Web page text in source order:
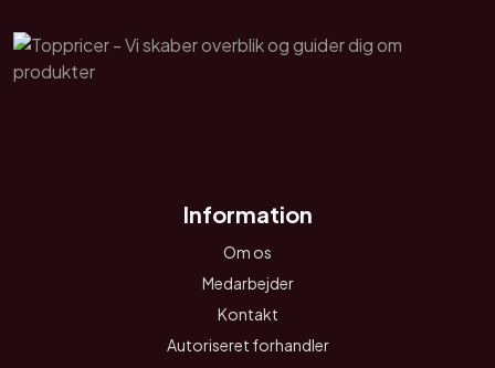
Information
Om os
Medarbejder
Kontakt
Autoriseret forhandler